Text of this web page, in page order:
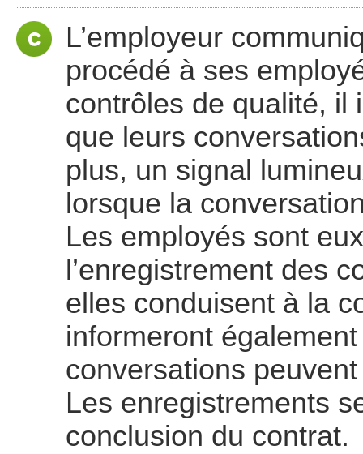
L’employeur
procédé à ses
contrôles de qualité, il
que leurs
plus, un signal
lorsque la
Les employés sont
l’enregistrement des
elles conduisent à la
informeront
conversations
Les enregistrements
conclusion du contrat.